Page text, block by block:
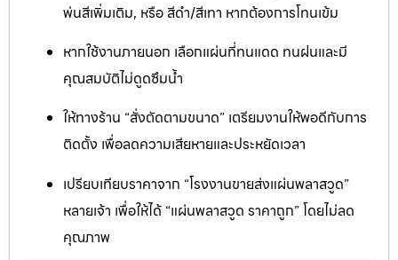
พ่นสีเพิ่มเติม, หรือ สีดำ/สีเทา หากต้องการโทนเข้ม
หากใช้งานภายนอก เลือกแผ่นที่ทนแดด ทนฝนและมี
คุณสมบัติไม่ดูดซึมน้ำ
ให้ทางร้าน “สั่งตัดตามขนาด” เตรียมงานให้พอดีกับการ
ติดตั้ง เพื่อลดความเสียหายและประหยัดเวลา
เปรียบเทียบราคาจาก “โรงงานขายส่งแผ่นพลาสวูด”
หลายเจ้า เพื่อให้ได้ “แผ่นพลาสวูด ราคาถูก” โดยไม่ลด
คุณภาพ